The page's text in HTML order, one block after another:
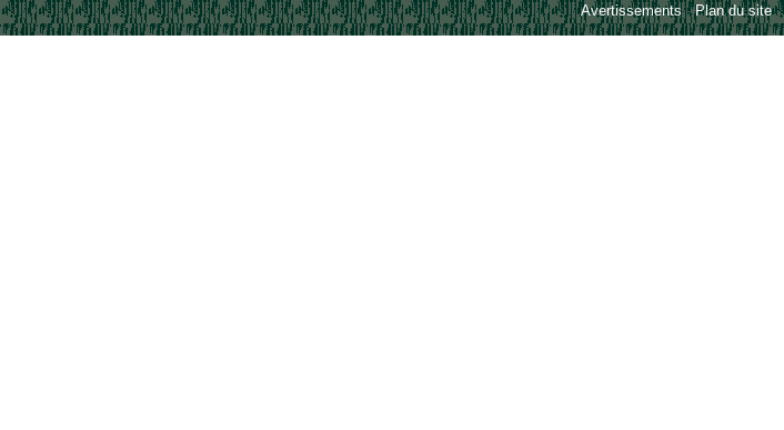
Avertissements-Plan du site-